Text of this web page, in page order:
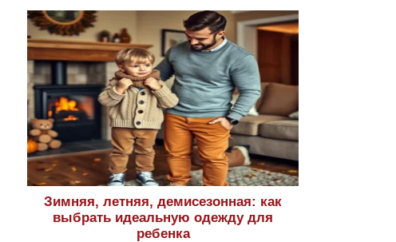
Зимняя, летняя, демисезонная: как
выбрать идеальную одежду для
ребенка